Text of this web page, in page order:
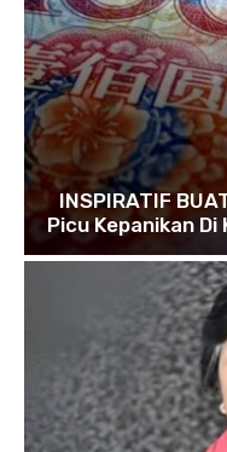
INSPIRATIF
Picu Kepanikan